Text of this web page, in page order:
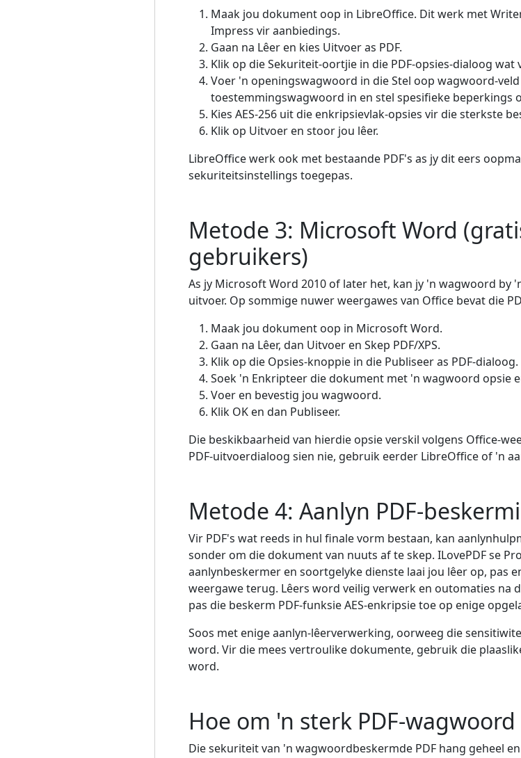
Maak jou dokument oop in LibreOffice. Dit werk met
Impress vir aanbiedings.
Gaan na Lêer en kies Uitvoer as PDF.
Klik op die Sekuriteit-oortjie in die PDF-opsies-dialoog wat
Voer 'n openingswagwoord in die Stel oop wagwoord-
toestemmingswagwoord in en stel spesifieke beperkings
Kies AES-256 uit die enkripsievlak-opsies vir die sterkste
Klik op Uitvoer en stoor jou lêer.
LibreOffice werk ook met bestaande PDF's as jy dit eers
sekuriteitsinstellings toegepas.
Metode 3: Microsoft Word
gebruikers)
As jy Microsoft Word 2010 of later het, kan jy 'n wagwoord by
uitvoer. Op sommige nuwer weergawes van Office bevat die
Maak jou dokument oop in Microsoft Word.
Gaan na Lêer, dan Uitvoer en Skep PDF/XPS.
Klik op die Opsies-knoppie in die Publiseer as PDF-dialoog.
Soek 'n Enkripteer die dokument met 'n wagwoord opsie
Voer en bevestig jou wagwoord.
Klik OK en dan Publiseer.
Die beskikbaarheid van hierdie opsie verskil volgens Office-
PDF-uitvoerdialoog sien nie, gebruik eerder LibreOffice of 'n
Metode 4: Aanlyn PDF-
Vir PDF's wat reeds in hul finale vorm bestaan, kan
sonder om die dokument van nuuts af te skep. ILovePDF se
aanlynbeskermer en soortgelyke dienste laai jou lêer op, pas
weergawe terug. Lêers word veilig verwerk en outomaties na
pas die beskerm PDF-funksie AES-enkripsie toe op enige
Soos met enige aanlyn-lêerverwerking, oorweeg die
word. Vir die mees vertroulike dokumente, gebruik die
word.
Hoe om 'n sterk PDF-
Die sekuriteit van 'n wagwoordbeskermde PDF hang geheel